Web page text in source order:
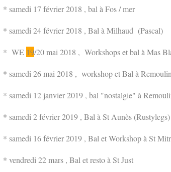
* samedi 17 février 2018 , bal à Fos / mer
* samedi 24 février 2018 , Bal à Milhaud (Pascal)
* WE 19/20 mai 2018 , Workshops et bal à Mas
* samedi 26 mai 2018 , workshop et Bal à
* samedi 12 janvier 2019 , bal "nostalgie" à
* samedi 2 février 2019 , Bal à St Aunès (Rustylegs)
* samedi 16 février 2019 , Bal et Workshop à St
* vendredi 22 mars , Bal et resto à St Just